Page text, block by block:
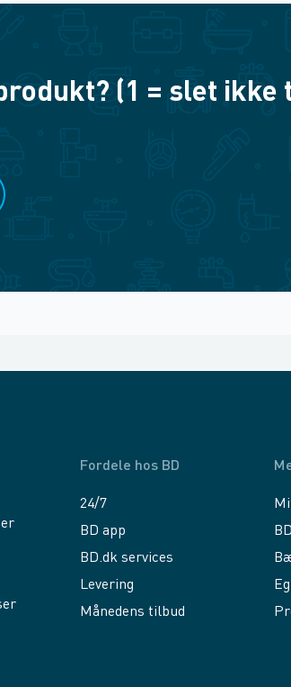
(1 = slet ikke
Fordele hos BD
24/7
BD app
BD.dk services
Levering
Månedens tilbud